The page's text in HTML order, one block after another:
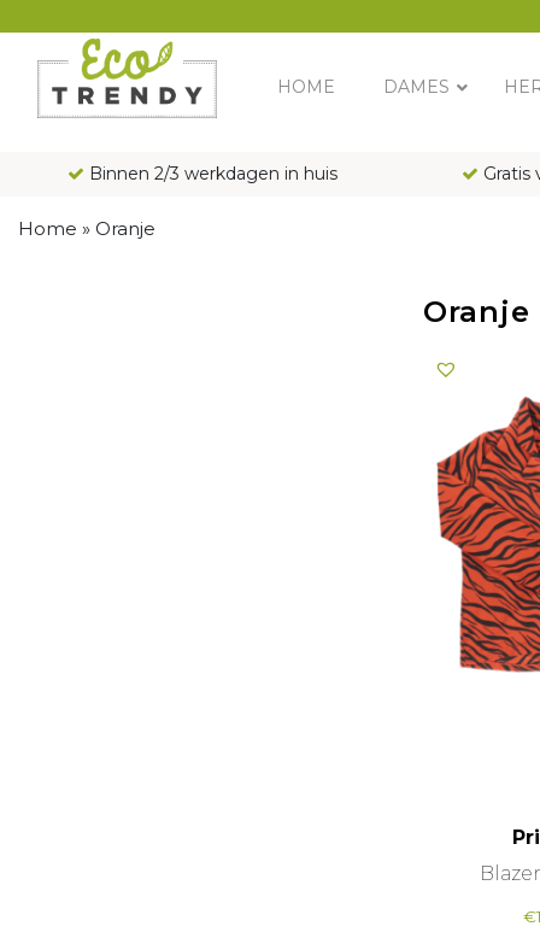
Main Navigation
HOME DAMES
Binnen 2/3 werkdagen in huis Gratis
Home » Oranje
Oranje
€